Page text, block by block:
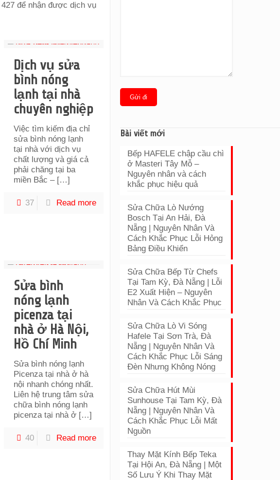
để nhận được dịch vụ
Dịch vụ sửa
bình nóng
lạnh tại nhà
chuyên nghiệp
Việc tìm kiếm địa chỉ
sửa bình nóng lạnh
tại nhà với dịch vụ
chất lượng và giá cả
phải chăng tại ba
miền Bắc –[…]
37 Read more
Sửa bình
nóng lạnh
picenza tại
nhà ở Hà Nội,
Hồ Chí Minh
Sửa bình nóng lạnh
Picenza tại nhà ở hà
nội nhanh chóng nhất.
Liên hệ trung tâm sửa
chữa bình nóng lạnh
picenza tại nhà ở […]
40 Read more
Bài viết mới
Bếp HAFELE chập cầu chì
ở Masteri Tây Mỗ –
Nguyên nhân và cách
khắc phục hiệu quả
Sửa Chữa Lò Nướng
Bosch Tại An Hải, Đà
Nẵng | Nguyên Nhân Và
Cách Khắc Phục Lỗi Hỏng
Bảng Điều Khiển
Sửa Chữa Bếp Từ Chefs
Tại Tam Kỳ, Đà Nẵng | Lỗi
E2 Xuất Hiện – Nguyên
Nhân Và Cách Khắc Phục
Sửa Chữa Lò Vi Sóng
Hafele Tại Sơn Trà, Đà
Nẵng | Nguyên Nhân Và
Cách Khắc Phục Lỗi Sáng
Đèn Nhưng Không Nóng
Sửa Chữa Hút Mùi
Sunhouse Tại Tam Kỳ, Đà
Nẵng | Nguyên Nhân Và
Cách Khắc Phục Lỗi Mất
Nguồn
Thay Mặt Kính Bếp Teka
Tại Hội An, Đà Nẵng | Một
Số Lưu Ý Khi Thay Mặt